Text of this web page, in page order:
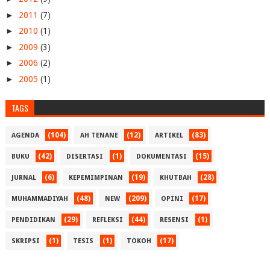
► 2011 (7)
► 2010 (1)
► 2009 (3)
► 2006 (2)
► 2005 (1)
TAGS
AGENDA (104) AH TENANE (12) ARTIKEL (83)
BUKU (42) DISERTASI (1) DOKUMENTASI (15)
JURNAL (6) KEPEMIMPINAN (19) KHUTBAH (28)
MUHAMMADIYAH (48) NEW (209) OPINI (17)
PENDIDIKAN (29) REFLEKSI (44) RESENSI (1)
SKRIPSI (1) TESIS (1) TOKOH (17)